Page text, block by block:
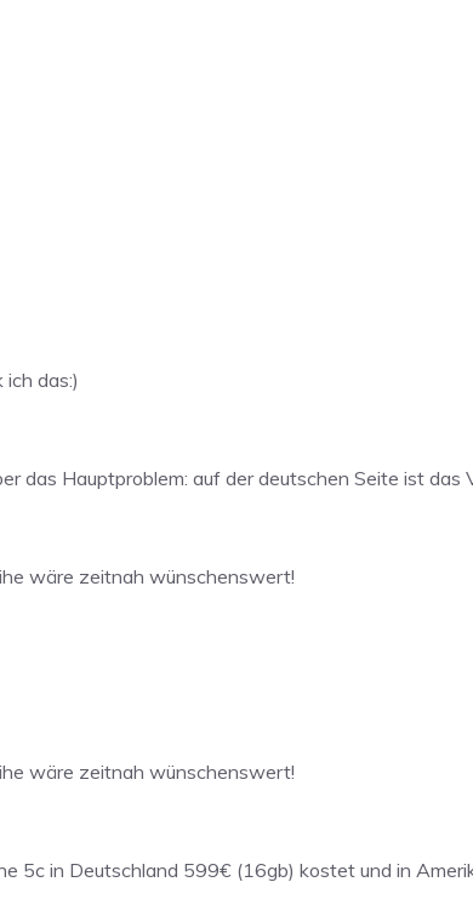
das:)
das Hauptproblem: auf der deutschen Seite ist das
wäre zeitnah wünschenswert!
wäre zeitnah wünschenswert!
5c in Deutschland 599€ (16gb) kostet und in